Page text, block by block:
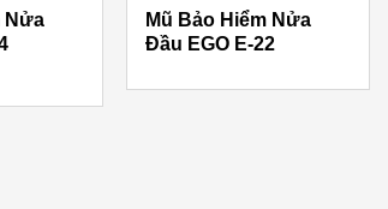
đến 5,980,000 ₫
Nửa
Mũ Bảo Hiểm Nửa
Đầu EGO E-22